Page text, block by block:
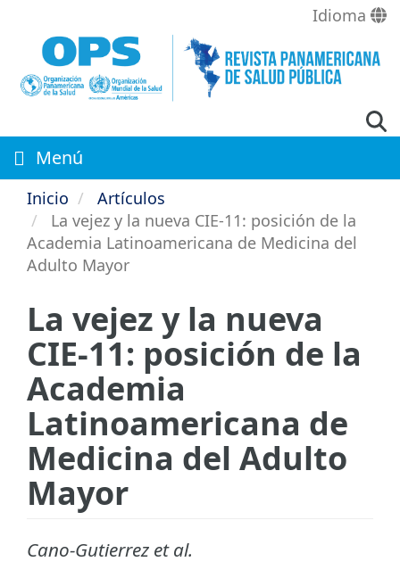
contenido
principal
Idioma
Menú
Inicio
Artículos
La vejez y la nueva CIE-11: posición de la
Academia Latinoamericana de Medicina del
Adulto Mayor
La vejez y la nueva
CIE-11: posición de la
Academia
Latinoamericana de
Medicina del Adulto
Mayor
Cano-Gutierrez et al.